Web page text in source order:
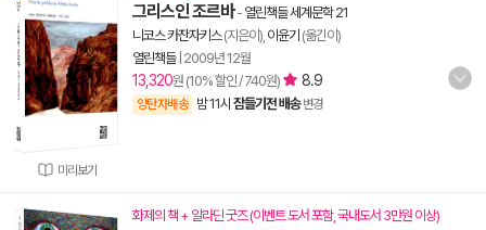
미리보기
그리스인 조르바- 열린책들 세계문학 21
니코스 카잔자키스(지은이), 이윤기 (옮긴이)
열린책들| 2009년 12월
13,320원 (10% 할인 / 740원) 8.9
양탄자배송 밤 11시 잠들기전 배송 변경
화제의 책 + 알라딘 굿즈 (이벤트 도서 포함, 국내도서 3만원 이상)